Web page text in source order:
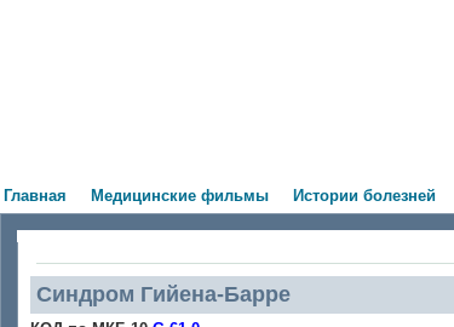
Главная Медицинские фильмы Истории болезней
Синдром Гийена-Барре